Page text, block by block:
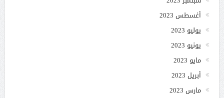
أغسطس 2023
يوليو 2023
يونيو 2023
مايو 2023
أبريل 2023
مارس 2023